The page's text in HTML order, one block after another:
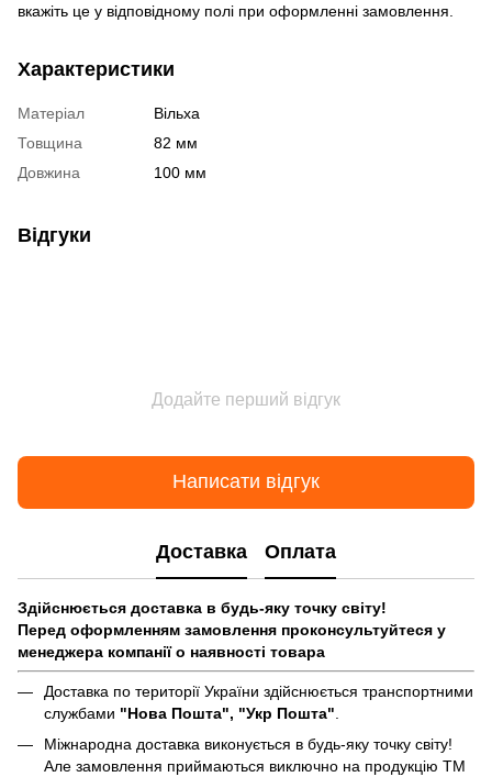
вкажіть це у відповідному полі при оформленні замовлення.
Характеристики
Матеріал
Вільха
Товщина
82 мм
Довжина
100 мм
Відгуки
Додайте перший відгук
Написати відгук
Доставка Оплата
Здійснюється доставка в будь-яку точку світу!
Перед оформленням замовлення проконсультуйтеся у
менеджера компанії о наявності товара
Доставка по території України здійснюється транспортними
службами "Нова Пошта", "Укр Пошта"
Міжнародна доставка виконується в будь-яку точку світу!
Але замовлення приймаються виключно на продукцію ТМ